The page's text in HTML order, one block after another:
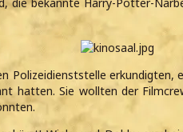
die bekannte Harry-Potter-
Polizeidienststelle erkundigten,
hatten. Sie wollten der